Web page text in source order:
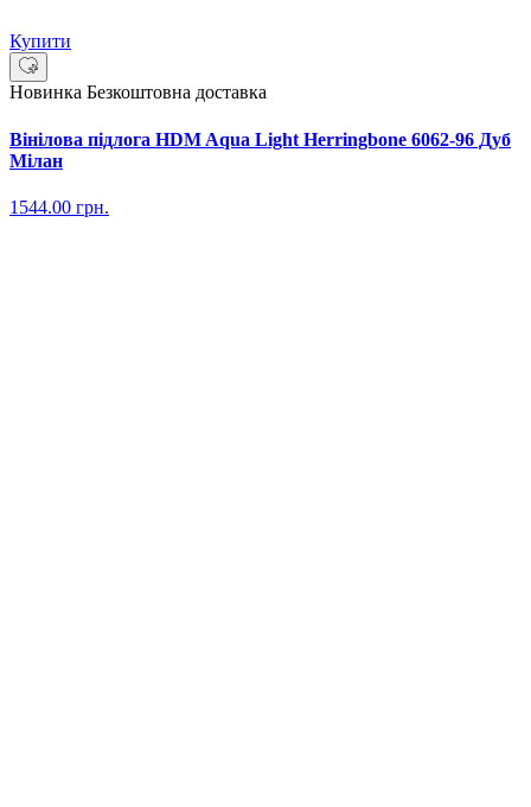
Купити
Новинка Безкоштовна доставка
Вінілова підлога HDM Aqua Light Herringbone 6062-96 Дуб
Мілан
1544.00 грн.